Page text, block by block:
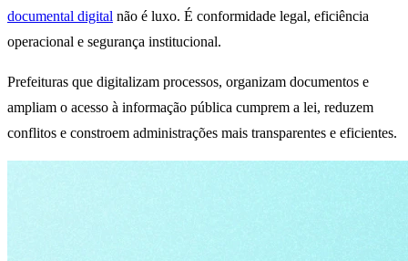
documental digital não é luxo. É conformidade legal, eficiência
operacional e segurança institucional.
Prefeituras que digitalizam processos, organizam documentos e
ampliam o acesso à informação pública cumprem a lei, reduzem
conflitos e constroem administrações mais transparentes e eficientes.